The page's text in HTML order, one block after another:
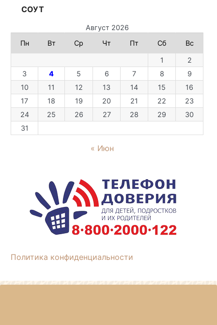
СОУТ
Август 2026
Пн
Вт Ср Чт Пт Сб Вс
1
2
3
4 5 6 7 8
9
10
11 12 13 14 15
16
17
18 19 20 21 22
23
24
25 26 27 28 29
30
31
« Июн
Политика конфиденциальности